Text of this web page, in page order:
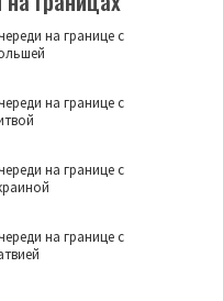
на границе с
на границе с
на границе с
на границе с